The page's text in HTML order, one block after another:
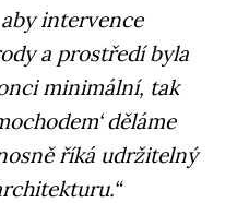
intervence
a prostředí byla
minimální, tak
děláme
říká udržitelný